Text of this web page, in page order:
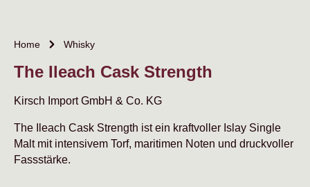
Home Whisky
The Ileach Cask Strength
Kirsch Import GmbH & Co. KG
The Ileach Cask Strength ist ein kraftvoller Islay Single
Malt mit intensivem Torf, maritimen Noten und druckvoller
Fassstärke.